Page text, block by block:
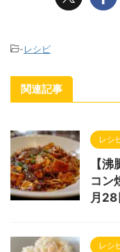
-レシピ
関連記事
レシ
【
コン
月28
レシ